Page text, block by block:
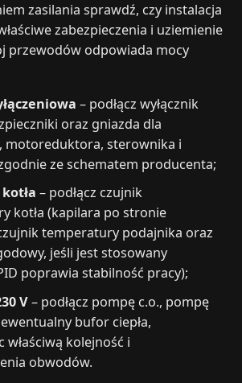
zasilania sprawdź, czy instalacja
zabezpieczenia i uziemienie
przewodów odpowiada mocy
– podłącz wyłącznik
oraz gniazda dla
motoreduktora, sterownika i
ze schematem producenta;
– podłącz czujnik
kotła (kapilara po stronie
temperatury podajnika oraz
jeśli jest stosowany
poprawia stabilność pracy);
V– podłącz pompę c.o., pompę
bufor ciepła,
właściwą kolejność i
obwodów.